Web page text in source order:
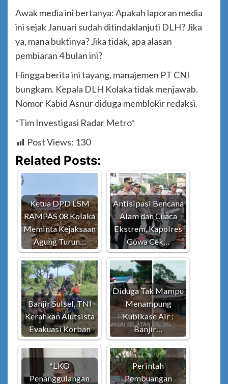
Awak media ini bertanya: Apakah laporan media
ini sejak Januari sudah ditindaklanjuti DLH? Jika
ya, mana buktinya? Jika tidak, apa alasan
pembiaran 4 bulan ini?
Hingga berita ini tayang, manajemen PT CNI
bungkam. Kepala DLH Kolaka tidak menjawab.
Nomor Kabid Asnur diduga memblokir redaksi.
*Tim Investigasi Radar Metro*
Post Views: 130
Related Posts:
Ketua DPD LSM
RAMPAS 08 Kolaka
Meminta Kejaksaan
Agung Turun…
Antisipasi Bencana
Alam dan Cuaca
Ekstrem, Kapolres
Gowa Cek…
Banjir Sulsel, TNI
Kerahkan Alutsista
Evakuasi Korban
Diduga Tak Mampu
Menampung
Kubikase Air :
Banjir…
*LKO
Penanggulangan
Perintah
Pembuangan